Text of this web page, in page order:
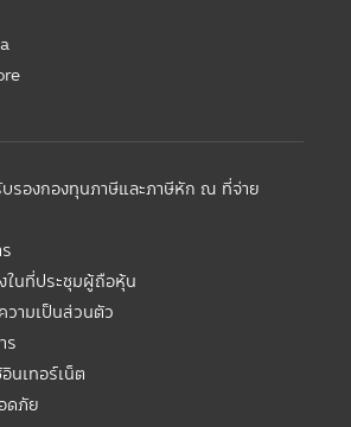
รองกองทุนภาษีและภาษีหัก ณ ที่จ่าย
ในที่ประชุมผู้ถือหุ้น
วามเป็นส่วนตัว
ร
นเทอร์เน็ต
ดภัย